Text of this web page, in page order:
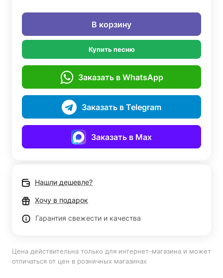
В корзину
Купить песню
Заказать в WhatsApp
Заказать в Telegram
Заказать в Max
Нашли дешевле?
Хочу в подарок
Гарантия свежести и качества
Цена действительна только для интернет-магазина и может
отличаться от цен в розничных магазинах